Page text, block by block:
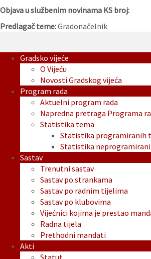
Objava u službenim novinama KS broj:
Predlagač teme:Gradonačelnik
Gradsko vijeće
O Vijeću
Novosti Gradskog vijeća
Program rada
Aktuelni program rada
Napredna pretraga Programa
Statistika tema
Statistika programiranih
Statistika
Sastav
Trenutni sastav
Sastav po strankama
Sastav po radnim tijelima
Sastav po klubovima
Vijećnici kojima je prestao
Radna tijela
Prethodni mandati
Akti